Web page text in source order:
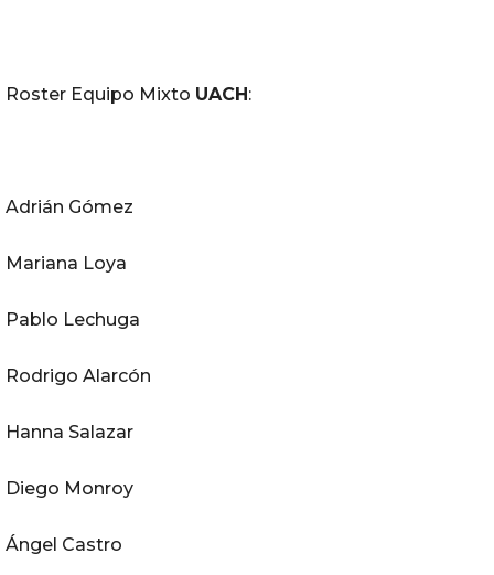
Roster Equipo Mixto UACH:
Adrián Gómez
Mariana Loya
Pablo Lechuga
Rodrigo Alarcón
Hanna Salazar
Diego Monroy
Ángel Castro